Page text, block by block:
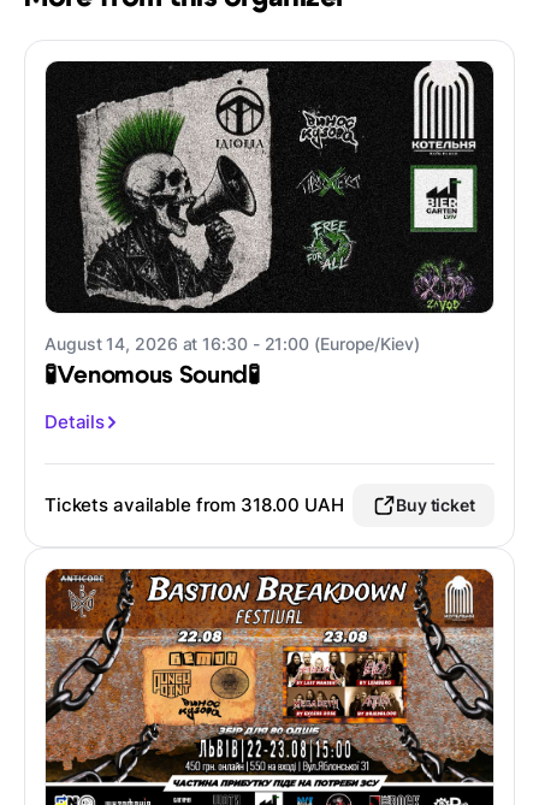
August 14, 2026 at 16:30 - 21:00 (Europe/Kiev)
🧪Venomous Sound🧪
Details
Tickets available from 318.00 UAH Buy ticket